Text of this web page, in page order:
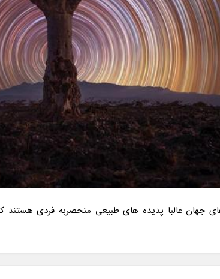
جهان غالبا پدیده های طبیعی منحصربه فردی هستند